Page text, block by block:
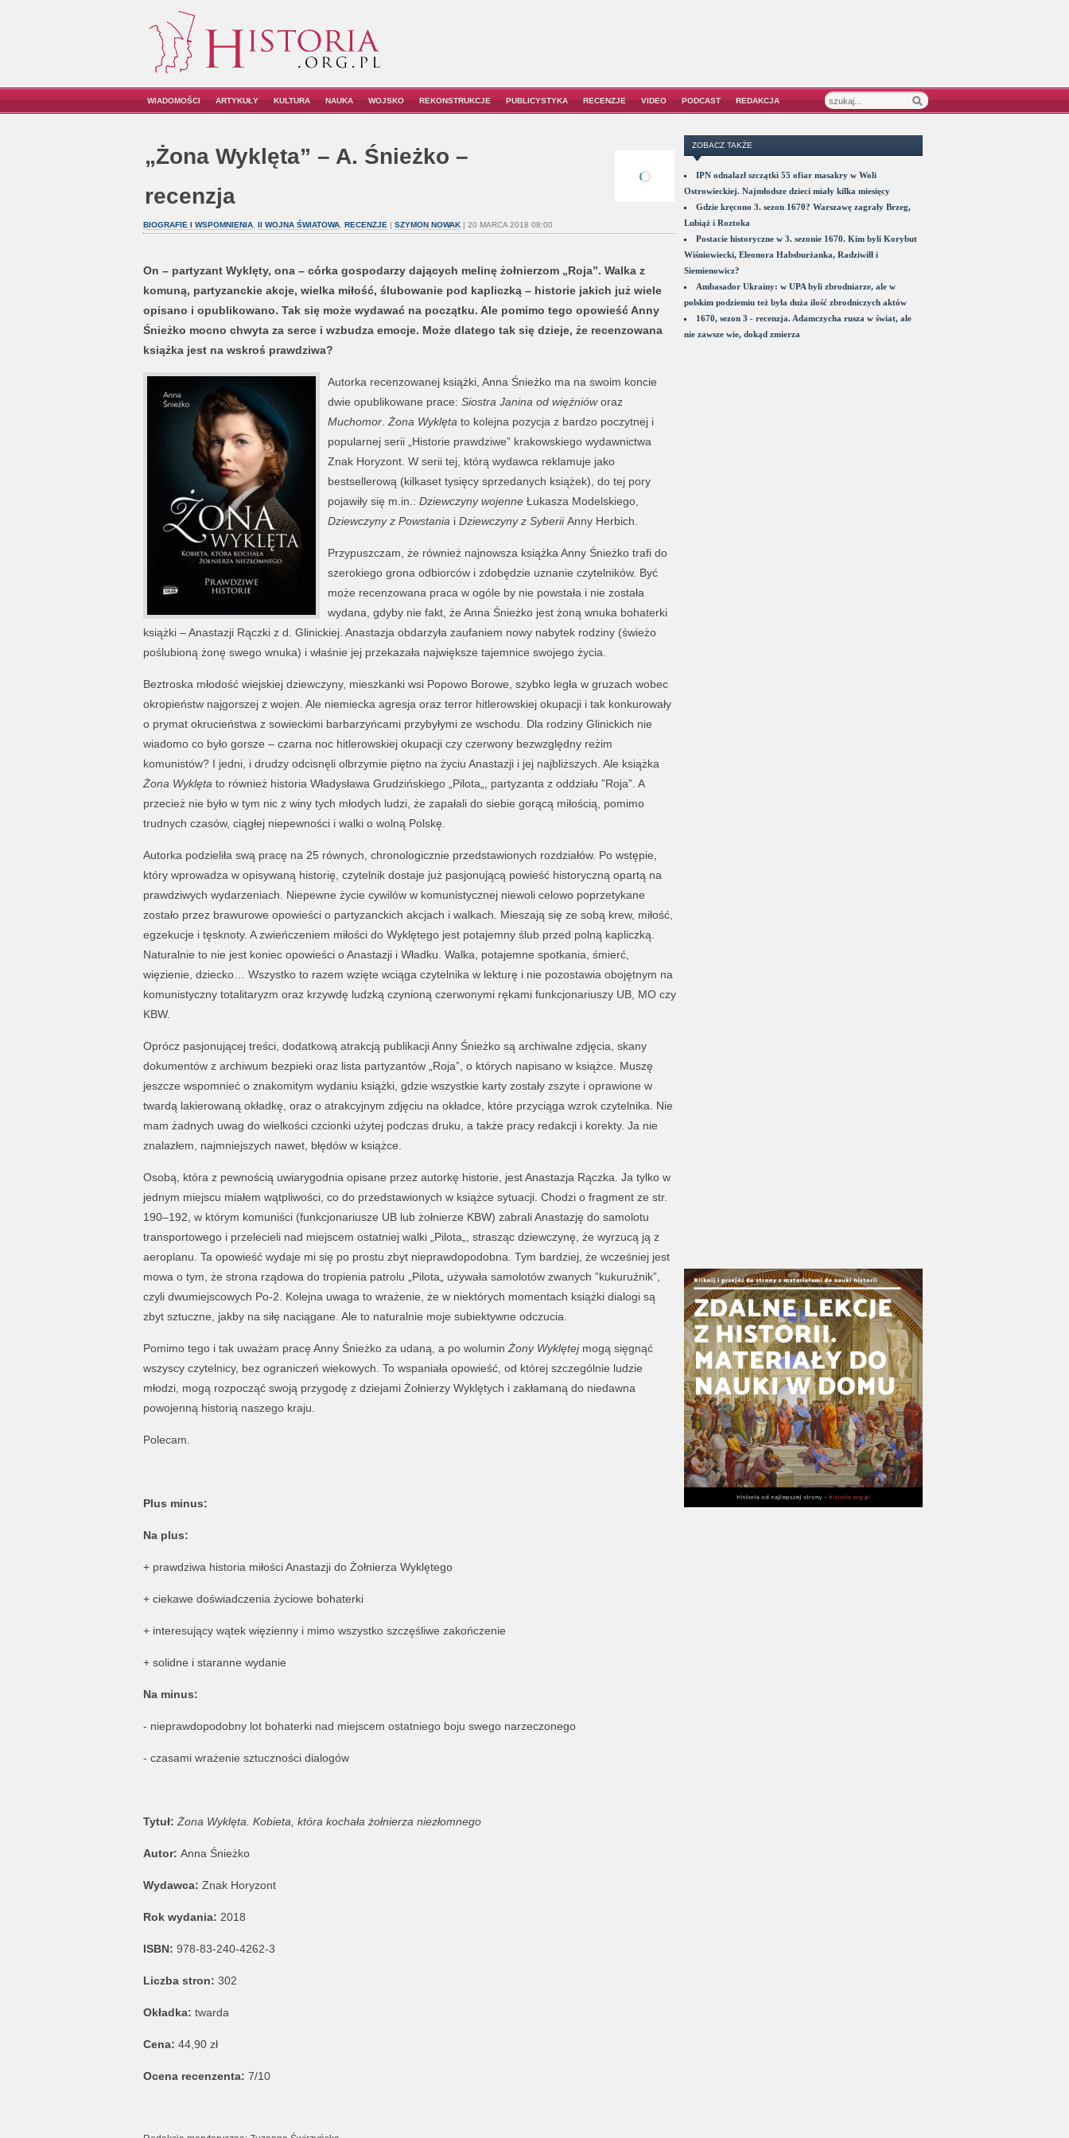
WIADOMOŚCI ARTYKUŁY KULTURA NAUKA WOJSKO REKONSTRUKCJE PUBLICYSTYKA RECENZJE VIDEO PODCAST REDAKCJA
„Żona Wyklęta” – A. Śnieżko –
recenzja
BIOGRAFIE I WSPOMNIENIA, II WOJNA ŚWIATOWA, RECENZJE | SZYMON NOWAK| 20 MARCA 2018 08:00
On – partyzant Wyklęty, ona – córka gospodarzy dających melinę żołnierzom „Roja”. Walka z
komuną, partyzanckie akcje, wielka miłość, ślubowanie pod kapliczką – historie jakich już wiele
opisano i opublikowano. Tak się może wydawać na początku. Ale pomimo tego opowieść Anny
Śnieżko mocno chwyta za serce i wzbudza emocje. Może dlatego tak się dzieje, że recenzowana
książka jest na wskroś prawdziwa?
Autorka recenzowanej książki, Anna Śnieżko ma na swoim koncie
dwie opublikowane prace: Siostra Janina od więźnióworaz
Muchomor. Żona Wyklęta to kolejna pozycja z bardzo poczytnej i
popularnej serii „Historie prawdziwe” krakowskiego wydawnictwa
Znak Horyzont. W serii tej, którą wydawca reklamuje jako
bestsellerową (kilkaset tysięcy sprzedanych książek), do tej pory
pojawiły się m.in.: Dziewczyny wojenne Łukasza Modelskiego,
Dziewczyny z Powstania i Dziewczyny z SyberiiAnny Herbich.
Przypuszczam, że również najnowsza książka Anny Śnieżko trafi do
szerokiego grona odbiorców i zdobędzie uznanie czytelników. Być
może recenzowana praca w ogóle by nie powstała i nie została
wydana, gdyby nie fakt, że Anna Śnieżko jest żoną wnuka bohaterki
książki – Anastazji Rączki z d. Glinickiej. Anastazja obdarzyła zaufaniem nowy nabytek rodziny (świeżo
poślubioną żonę swego wnuka) i właśnie jej przekazała największe tajemnice swojego życia.
Beztroska młodość wiejskiej dziewczyny, mieszkanki wsi Popowo Borowe, szybko legła w gruzach wobec
okropieństw najgorszej z wojen. Ale niemiecka agresja oraz terror hitlerowskiej okupacji i tak konkurowały
o prymat okrucieństwa z sowieckimi barbarzyńcami przybyłymi ze wschodu. Dla rodziny Glinickich nie
wiadomo co było gorsze – czarna noc hitlerowskiej okupacji czy czerwony bezwzględny reżim
komunistów? I jedni, i drudzy odcisnęli olbrzymie piętno na życiu Anastazji i jej najbliższych. Ale książka
Żona Wyklęta to również historia Władysława Grudzińskiego „Pilota„, partyzanta z oddziału ”Roja”. A
przecież nie było w tym nic z winy tych młodych ludzi, że zapałali do siebie gorącą miłością, pomimo
trudnych czasów, ciągłej niepewności i walki o wolną Polskę.
Autorka podzieliła swą pracę na 25 równych, chronologicznie przedstawionych rozdziałów. Po wstępie,
który wprowadza w opisywaną historię, czytelnik dostaje już pasjonującą powieść historyczną opartą na
prawdziwych wydarzeniach. Niepewne życie cywilów w komunistycznej niewoli celowo poprzetykane
zostało przez brawurowe opowieści o partyzanckich akcjach i walkach. Mieszają się ze sobą krew, miłość,
egzekucje i tęsknoty. A zwieńczeniem miłości do Wyklętego jest potajemny ślub przed polną kapliczką.
Naturalnie to nie jest koniec opowieści o Anastazji i Władku. Walka, potajemne spotkania, śmierć,
więzienie, dziecko… Wszystko to razem wzięte wciąga czytelnika w lekturę i nie pozostawia obojętnym na
komunistyczny totalitaryzm oraz krzywdę ludzką czynioną czerwonymi rękami funkcjonariuszy UB, MO czy
KBW.
Oprócz pasjonującej treści, dodatkową atrakcją publikacji Anny Śnieżko są archiwalne zdjęcia, skany
dokumentów z archiwum bezpieki oraz lista partyzantów „Roja”, o których napisano w książce. Muszę
jeszcze wspomnieć o znakomitym wydaniu książki, gdzie wszystkie karty zostały zszyte i oprawione w
twardą lakierowaną okładkę, oraz o atrakcyjnym zdjęciu na okładce, które przyciąga wzrok czytelnika. Nie
mam żadnych uwag do wielkości czcionki użytej podczas druku, a także pracy redakcji i korekty. Ja nie
znalazłem, najmniejszych nawet, błędów w książce.
Osobą, która z pewnością uwiarygodnia opisane przez autorkę historie, jest Anastazja Rączka. Ja tylko w
jednym miejscu miałem wątpliwości, co do przedstawionych w książce sytuacji. Chodzi o fragment ze str.
190–192, w którym komuniści (funkcjonariusze UB lub żołnierze KBW) zabrali Anastazję do samolotu
transportowego i przelecieli nad miejscem ostatniej walki „Pilota„, strasząc dziewczynę, że wyrzucą ją z
aeroplanu. Ta opowieść wydaje mi się po prostu zbyt nieprawdopodobna. Tym bardziej, że wcześniej jest
mowa o tym, że strona rządowa do tropienia patrolu „Pilota„ używała samolotów zwanych ”kukuruźnik”,
czyli dwumiejscowych Po-2. Kolejna uwaga to wrażenie, że w niektórych momentach książki dialogi są
zbyt sztuczne, jakby na siłę naciągane. Ale to naturalnie moje subiektywne odczucia.
Pomimo tego i tak uważam pracę Anny Śnieżko za udaną, a po wolumin Żony Wyklętej mogą sięgnąć
wszyscy czytelnicy, bez ograniczeń wiekowych. To wspaniała opowieść, od której szczególnie ludzie
młodzi, mogą rozpocząć swoją przygodę z dziejami Żołnierzy Wyklętych i zakłamaną do niedawna
powojenną historią naszego kraju.
Polecam.
Plus minus:
Na plus:
+ prawdziwa historia miłości Anastazji do Żołnierza Wyklętego
+ ciekawe doświadczenia życiowe bohaterki
+ interesujący wątek więzienny i mimo wszystko szczęśliwe zakończenie
+ solidne i staranne wydanie
Na minus:
- nieprawdopodobny lot bohaterki nad miejscem ostatniego boju swego narzeczonego
- czasami wrażenie sztuczności dialogów
Tytuł: Żona Wyklęta. Kobieta, która kochała żołnierza niezłomnego
Autor: Anna Śnieżko
Wydawca: Znak Horyzont
Rok wydania: 2018
ISBN: 978-83-240-4262-3
Liczba stron: 302
Okładka: twarda
Cena: 44,90 zł
Ocena recenzenta: 7/10
ZOBACZ TAKŻE
IPN odnalazł szczątki 55 ofiar masakry w Woli
Ostrowieckiej. Najmłodsze dzieci miały kilka miesięcy
Gdzie kręcono 3. sezon 1670? Warszawę zagrały Brzeg,
Lubiąż i Roztoka
Postacie historyczne w 3. sezonie 1670. Kim byli Korybut
Wiśniowiecki, Eleonora Habsburżanka, Radziwiłł i
Siemienowicz?
Ambasador Ukrainy: w UPA byli zbrodniarze, ale w
polskim podziemiu też była duża ilość zbrodniczych aktów
1670, sezon 3 - recenzja. Adamczycha rusza w świat, ale
nie zawsze wie, dokąd zmierza